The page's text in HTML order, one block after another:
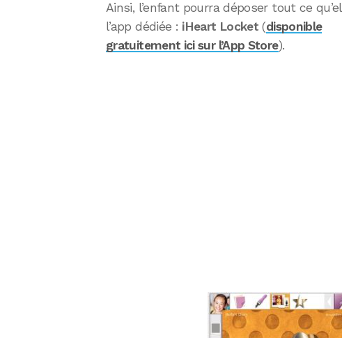
Ainsi, l’enfant pourra déposer tout ce
l’app dédiée : iHeart Locket (disponible
gratuitement ici sur l’App Store).